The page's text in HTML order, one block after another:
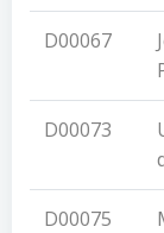
D00067
D00073
D00075